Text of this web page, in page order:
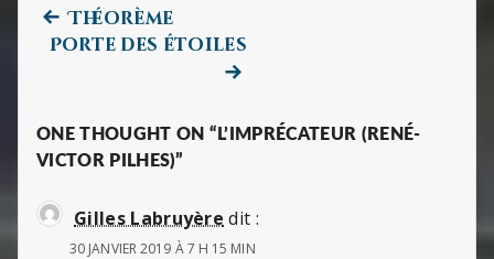
Navigation
Previous
post:
Théorème
Porte des étoiles
ONE THOUGHT ON “L’IMPRÉCATEUR (RENÉ-
VICTOR PILHES)”
Gilles Labruyère dit :
30 JANVIER 2019 À 7 H 15 MIN